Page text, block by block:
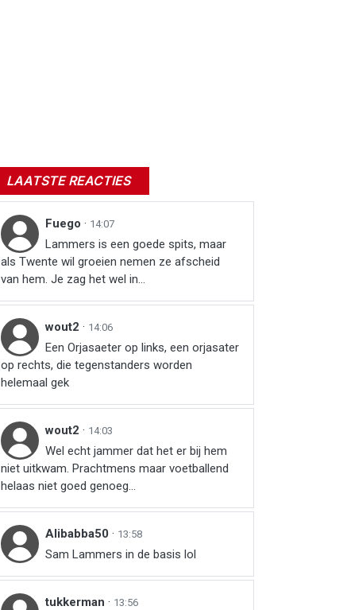
LAATSTE REACTIES
Fuego · 14:07
Lammers is een goede spits, maar
als Twente wil groeien nemen ze afscheid
van hem. Je zag het wel in...
wout2 · 14:06
Een Orjasaeter op links, een orjasater
op rechts, die tegenstanders worden
helemaal gek
wout2 · 14:03
Wel echt jammer dat het er bij hem
niet uitkwam. Prachtmens maar voetballend
helaas niet goed genoeg...
Alibabba50 · 13:58
Sam Lammers in de basis lol
tukkerman · 13:56